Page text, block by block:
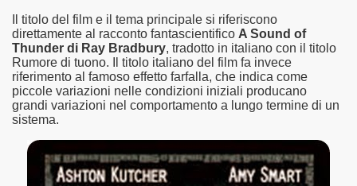
Il titolo del film e il tema principale si riferiscono
direttamente al racconto fantascientifico A Sound of
Thunder di Ray Bradbury, tradotto in italiano con il titolo
Rumore di tuono. Il titolo italiano del film fa invece
riferimento al famoso effetto farfalla, che indica come
piccole variazioni nelle condizioni iniziali producano
grandi variazioni nel comportamento a lungo termine di un
sistema.
edizione del Premio Strega.
non piu esordiente, bensi ampiamente radicato nel
l'esordio enigmatico e avvincente di Marcello
Se Ti Piacciono nel mese di Aprile 2013.